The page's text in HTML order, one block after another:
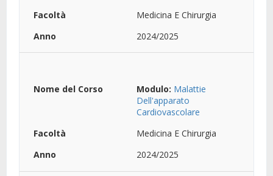
Medicina E Chirurgia
2024/2025
Modulo: Malattie
Dell'apparato
Cardiovascolare
Medicina E Chirurgia
2024/2025